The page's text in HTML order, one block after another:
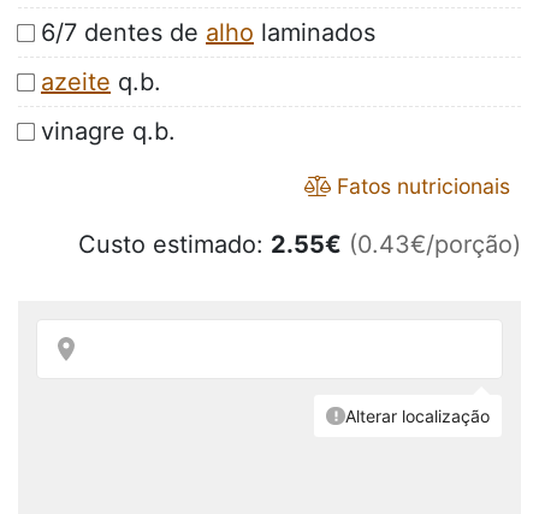
6/7 dentes de alho laminados
azeite q.b.
vinagre q.b.
Fatos nutricionais
Custo estimado: 2.55€ (0.43€/porção)